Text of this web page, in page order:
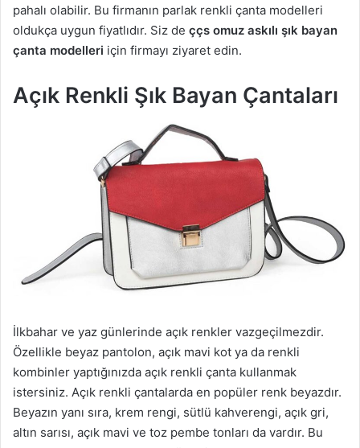
pahalı olabilir. Bu firmanın parlak renkli çanta modelleri
oldukça uygun fiyatlıdır. Siz de ççs omuz askılı şık bayan
çanta modelleri için firmayı ziyaret edin.
Açık Renkli Şık Bayan Çantaları
İlkbahar ve yaz günlerinde açık renkler vazgeçilmezdir.
Özellikle beyaz pantolon, açık mavi kot ya da renkli
kombinler yaptığınızda açık renkli çanta kullanmak
istersiniz. Açık renkli çantalarda en popüler renk beyazdır.
Beyazın yanı sıra, krem rengi, sütlü kahverengi, açık gri,
altın sarısı, açık mavi ve toz pembe tonları da vardır. Bu